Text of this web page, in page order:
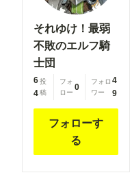
それゆけ！最弱
不敗のエルフ騎
士団
6
4
投
稿
フォ
ロー
0
フォロ
ワー
4
9
フォローす
る